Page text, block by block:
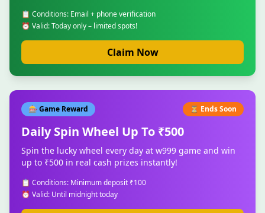
📋 Conditions: Email + phone verification
⏰ Valid: Today only – limited spots!
Claim Now
🎰 Game Reward ⏳ Ends Soon
Daily Spin Wheel Up To ₹500
Spin the lucky wheel every day at w999 game and win
up to ₹500 in real cash prizes instantly!
📋 Conditions: Minimum deposit ₹100
⏰ Valid: Until midnight today